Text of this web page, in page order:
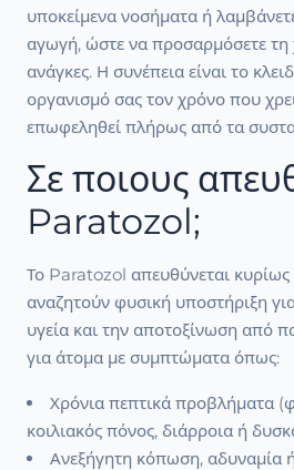
υποκείμενα νοσήματα ή
αγωγή, ώστε να προσαρμόσετε τη
ανάγκες. Η συνέπεια είναι το
οργανισμό σας τον χρόνο που
επωφεληθεί πλήρως από τα
Σε ποιους
Paratozol;
Το Paratozol απευθύνεται κυρίως
αναζητούν φυσική υποστήριξη
υγεία και την αποτοξίνωση από
για άτομα με συμπτώματα όπως:
Χρόνια πεπτικά προβλήματα
κοιλιακός πόνος, διάρροια ή
Ανεξήγητη κόπωση, αδυναμία